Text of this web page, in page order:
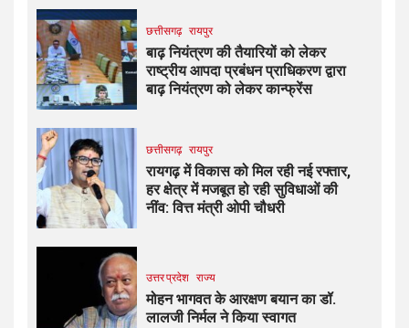
छत्तीसगढ़ रायपुर
बाढ़ नियंत्रण की तैयारियों को लेकर
राष्ट्रीय आपदा प्रबंधन प्राधिकरण द्वारा
बाढ़ नियंत्रण को लेकर कान्फ्रेंस
छत्तीसगढ़ रायपुर
रायगढ़ में विकास को मिल रही नई रफ्तार,
हर क्षेत्र में मजबूत हो रही सुविधाओं की
नींव: वित्त मंत्री ओपी चौधरी
उत्तर प्रदेश राज्य
मोहन भागवत के आरक्षण बयान का डॉ.
लालजी निर्मल ने किया स्वागत